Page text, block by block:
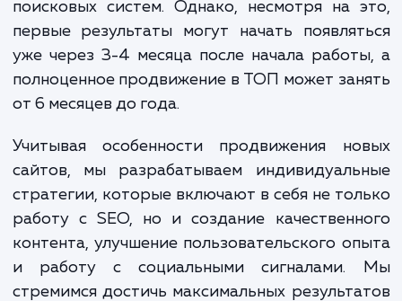
поисковых системах.
Мы строим индивидуальную стратегию для каждого
учитывая уникальные потребности и цели вашего
Наша цель - обеспечить вашему сайту наиболее
ЗАКАЗАТЬ УСЛУГИ